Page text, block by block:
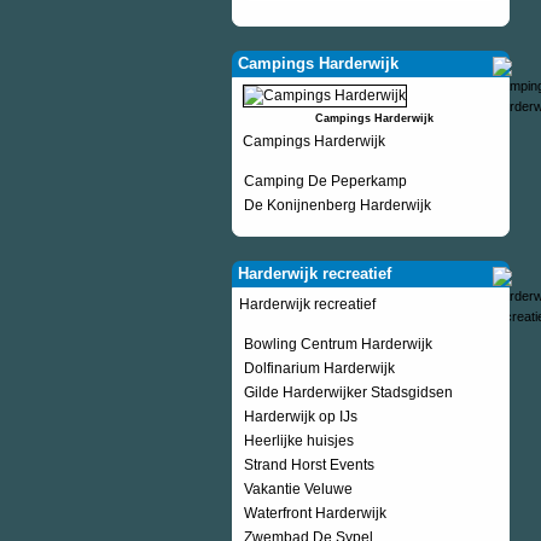
Campings Harderwijk
Campings Harderwijk
Campings Harderwijk
Camping De Peperkamp
De Konijnenberg Harderwijk
Harderwijk recreatief
Harderwijk recreatief
Bowling Centrum Harderwijk
Dolfinarium Harderwijk
Gilde Harderwijker Stadsgidsen
Harderwijk op IJs
Heerlijke huisjes
Strand Horst Events
Vakantie Veluwe
Waterfront Harderwijk
Zwembad De Sypel